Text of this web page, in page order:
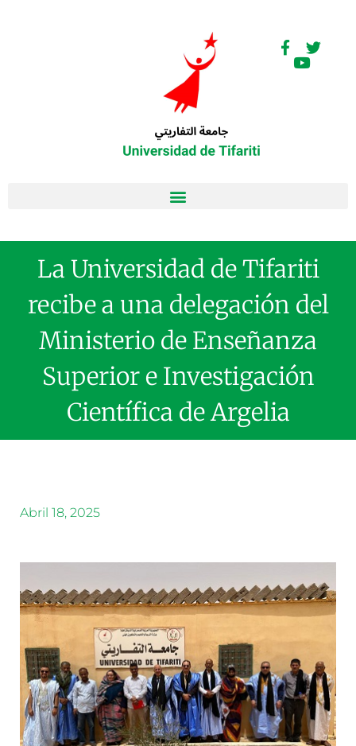
La Universidad de Tifariti
recibe a una delegación del
Ministerio de Enseñanza
Superior e Investigación
Científica de Argelia
Abril 18, 2025